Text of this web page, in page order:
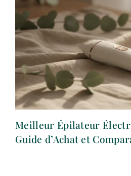
Meilleur Épilateur
Guide d’Achat et